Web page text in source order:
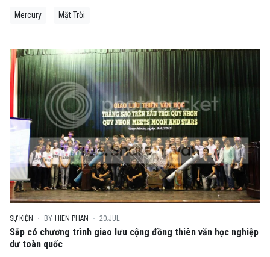
Mercury Mặt Trời
SỰ KIỆN BY HIEN PHAN 20.JUL
Sắp có chương trình giao lưu cộng đồng thiên văn học nghiệp
dư toàn quốc